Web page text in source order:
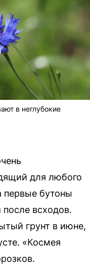
в неглубокие
для любого
первые бутоны
после всходов.
грунт в июне,
«Космея